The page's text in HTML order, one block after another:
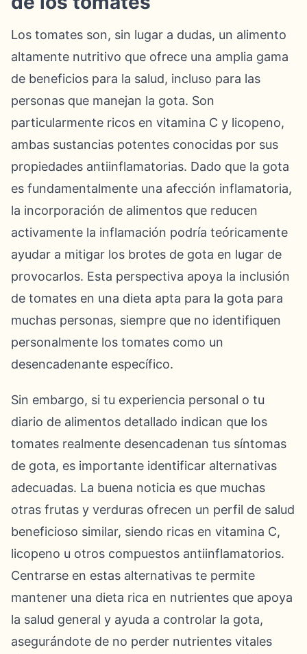
Los tomates son, sin lugar a dudas, un alimento
altamente nutritivo que ofrece una amplia gama
de beneficios para la salud, incluso para las
personas que manejan la gota. Son
particularmente ricos en vitamina C y licopeno,
ambas sustancias potentes conocidas por sus
propiedades antiinflamatorias. Dado que la gota
es fundamentalmente una afección inflamatoria,
la incorporación de alimentos que reducen
activamente la inflamación podría teóricamente
ayudar a mitigar los brotes de gota en lugar de
provocarlos. Esta perspectiva apoya la inclusión
de tomates en una dieta apta para la gota para
muchas personas, siempre que no identifiquen
personalmente los tomates como un
desencadenante específico.
Sin embargo, si tu experiencia personal o tu
diario de alimentos detallado indican que los
tomates realmente desencadenan tus síntomas
de gota, es importante identificar alternativas
adecuadas. La buena noticia es que muchas
otras frutas y verduras ofrecen un perfil de salud
beneficioso similar, siendo ricas en vitamina C,
licopeno u otros compuestos antiinflamatorios.
Centrarse en estas alternativas te permite
mantener una dieta rica en nutrientes que apoya
la salud general y ayuda a controlar la gota,
asegurándote de no perder nutrientes vitales